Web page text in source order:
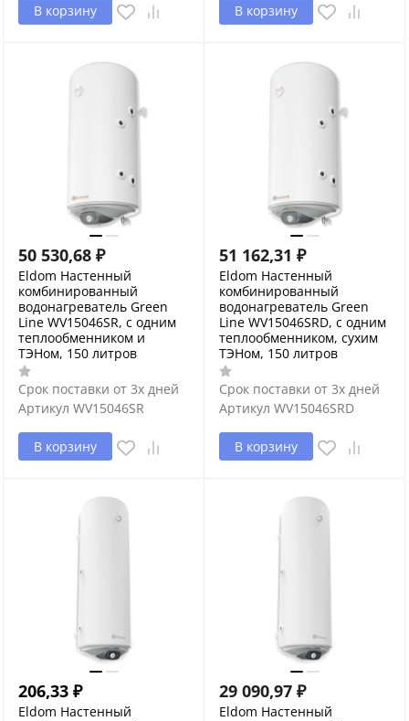
В корзину В корзину
50 530,68 ₽
Eldom Настенный
комбинированный
водонагреватель Green
Line WV15046SR, с одним
теплообменником и
ТЭНом, 150 литров
Срок поставки от 3х дней
Артикул WV15046SR
В корзину
51 162,31 ₽
Eldom Настенный
комбинированный
водонагреватель Green
Line WV15046SRD, с одним
теплообменником, сухим
ТЭНом, 150 литров
Срок поставки от 3х дней
Артикул WV15046SRD
В корзину
206,33 ₽
Eldom Настенный
29 090,97 ₽
Eldom Настенный